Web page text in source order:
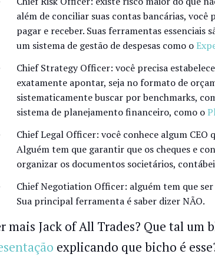
além de conciliar suas contas bancárias, você
pagar e receber. Suas ferramentas essenciais
um sistema de gestão de despesas como o
Chief Strategy Officer: você precisa
exatamente apontar, seja no formato de
sistematicamente buscar por benchmarks,
sistema de planejamento financeiro, como o
Chief Legal Officer: você conhece algum
Alguém tem que garantir que os cheques e
organizar os documentos societários,
Chief Negotiation Officer: alguém tem que
Sua principal ferramenta é saber dizer NÃO.
mais Jack of All Trades? Que tal um
explicando que bicho é